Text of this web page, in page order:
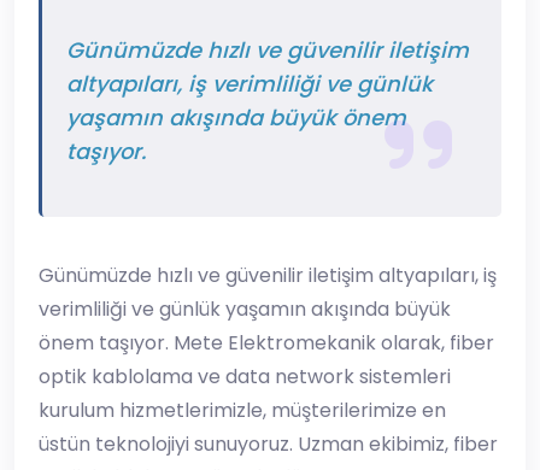
Günümüzde hızlı ve güvenilir iletişim
altyapıları, iş verimliliği ve günlük
yaşamın akışında büyük önem
taşıyor.
Günümüzde hızlı ve güvenilir iletişim altyapıları, iş
verimliliği ve günlük yaşamın akışında büyük
önem taşıyor. Mete Elektromekanik olarak, fiber
optik kablolama ve data network sistemleri
kurulum hizmetlerimizle, müşterilerimize en
üstün teknolojiyi sunuyoruz. Uzman ekibimiz, fiber